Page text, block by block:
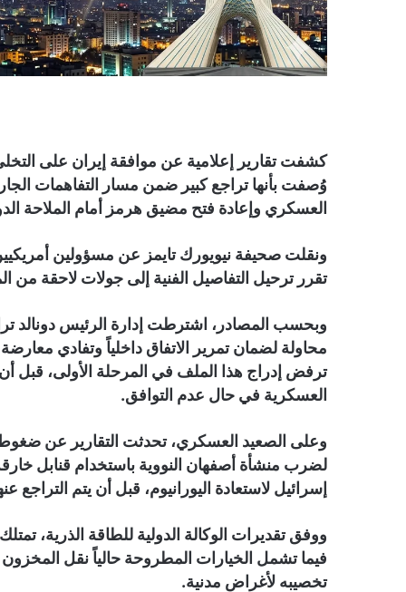
كشفت تقارير إعلامية عن موافقة إيران على
وُصفت بأنها تراجع كبير ضمن مسار التفاهمات
العسكري وإعادة فتح مضيق هرمز أمام الملاحة
ونقلت صحيفة نيويورك تايمز عن مسؤولين
تقرر ترحيل التفاصيل الفنية إلى جولات لاحقة من
وبحسب المصادر، اشترطت إدارة الرئيس دونالد
محاولة لضمان تمرير الاتفاق داخلياً وتفادي
ترفض إدراج هذا الملف في المرحلة الأولى، قبل
العسكرية في حال عدم التوافق.
وعلى الصعيد العسكري، تحدثت التقارير عن
لضرب منشأة أصفهان النووية باستخدام قنابل
إسرائيل لاستعادة اليورانيوم، قبل أن يتم
تخصيبه لأغراض مدنية.